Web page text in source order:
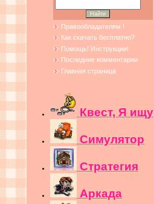
Правообладателям !
Как скачать бесплатно?
Помощь! Инструкции!
Последние комментарии
Главная страница
Квест, Я ищу
Симулятор
Стратегия
Аркада